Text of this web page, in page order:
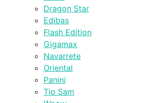
Dragon Star
Edibas
Flash Edition
Gigamax
Navarrete
Oriental
Panini
Tio Sam